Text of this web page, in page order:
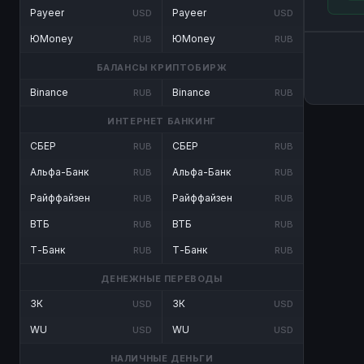
Payeer USD
ЮMoney RUB
Payeer USD
ЮMoney RUB
БАЛАНСЫ КРИПТОБИРЖ
Binance RUB Binance RUB
ИНТЕРНЕТ БАНКИНГ
СБЕР RUB
Альфа-Банк RUB
Райффайзен RUB
ВТБ RUB
Т-Банк RUB
СБЕР RUB
Альфа-Банк RUB
Райффайзен RUB
ВТБ RUB
Т-Банк RUB
ДЕНЕЖНЫЕ ПЕРЕВОДЫ
ЗК USD
WU USD
ЗК USD
WU USD
НАЛИЧНЫЕ ДЕНЬГИ